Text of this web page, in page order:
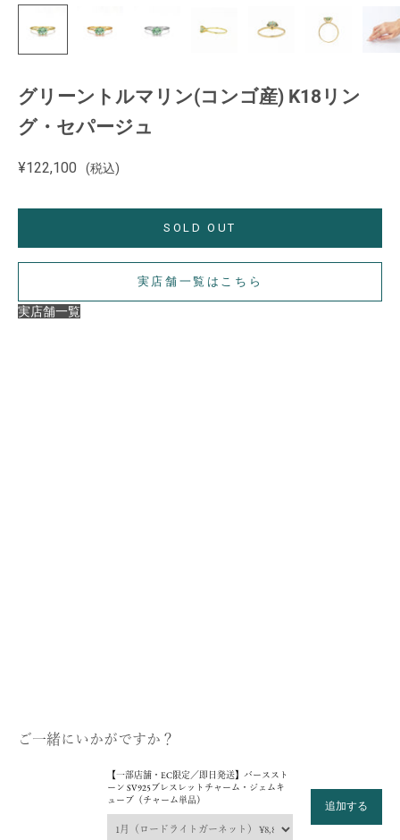
グリーントルマリン(コンゴ産) K18リン
グ・セパージュ
セール価格
¥122,100 (税込)
SOLD OUT
実店舗一覧はこちら
実店舗一覧
ご一緒にいかがですか？
【一部店舗・EC限定／即日発送】バーススト
ーン SV925ブレスレットチャーム・ジェムキ
ューブ（チャーム単品）
追加する